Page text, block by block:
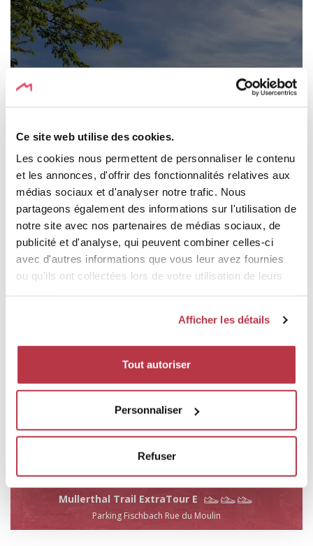
Ce site web utilise des cookies.
Les cookies nous permettent de personnaliser le contenu
et les annonces, d'offrir des fonctionnalités relatives aux
médias sociaux et d'analyser notre trafic. Nous
partageons également des informations sur l'utilisation de
notre site avec nos partenaires de médias sociaux, de
publicité et d'analyse, qui peuvent combiner celles-ci
avec d'autres informations que vous leur avez fournies
ou qu'ils ont collectées lors de votre utilisation de leurs
Afficher les détails
Tout autoriser
Personnaliser
Refuser
Mullerthal Trail ExtraTour C
Medernach : Hôtel de ville
Mullerthal Trail ExtraTour E
Parking Fischbach Rue du Moulin